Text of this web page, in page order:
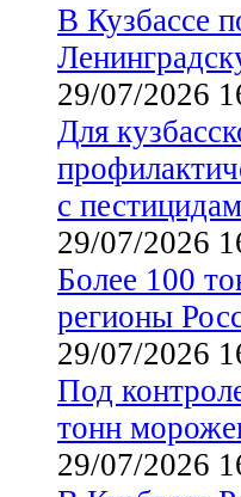
В Кузбассе
29/07/2026
Для
с
29/07/2026
Более 100
регионы
29/07/2026
Под
тонн
29/07/2026